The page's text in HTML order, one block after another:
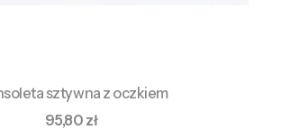
sztywna z oczkiem
Cena
95,80 zł